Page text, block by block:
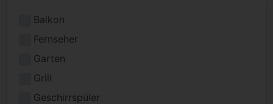
Balkon
Fernseher
Garten
Grill
Geschirrspüler